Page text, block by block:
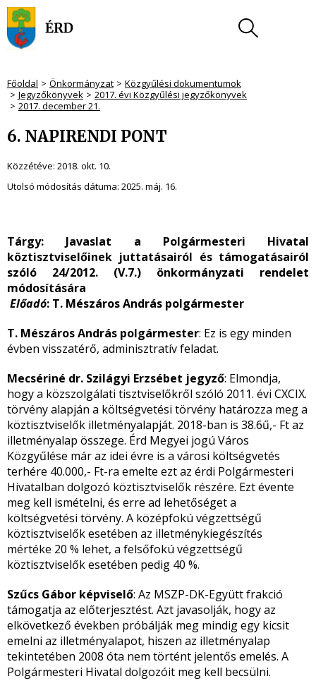
Főoldal Önkormányzat
Közgyűlési dokumentumok
Jegyzőkönyvek
2017. évi Közgyűlési jegyzőkönyvek
2017. december 21.
6. NAPIRENDI PONT
Közzétéve: 2018. okt. 10.
Utolsó módosítás dátuma: 2025. máj. 16.
Tárgy: Javaslat a Polgármesteri Hivatal
köztisztviselőinek juttatásairól és támogatásairól
szóló 24/2012. (V.7.) önkormányzati rendelet
módosítására
Előadó: T. Mészáros András polgármester
T. Mészáros András polgármester: Ez is egy minden
évben visszatérő, adminisztratív feladat.
Mecsériné dr. Szilágyi Erzsébet jegyző: Elmondja,
hogy a közszolgálati tisztviselőkről szóló 2011. évi CXCIX.
törvény alapján a költségvetési törvény határozza meg a
köztisztviselők illetményalapját. 2018-ban is 38.6ű,- Ft az
illetményalap összege. Érd Megyei jogú Város
Közgyűlése már az idei évre is a városi költségvetés
terhére 40.000,- Ft-ra emelte ezt az érdi Polgármesteri
Hivatalban dolgozó köztisztviselők részére. Ezt évente
meg kell ismételni, és erre ad lehetőséget a
költségvetési törvény. A középfokú végzettségű
köztisztviselők esetében az illetménykiegészítés
mértéke 20 % lehet, a felsőfokú végzettségű
köztisztviselők esetében pedig 40 %.
Szűcs Gábor képviselő: Az MSZP-DK-Együtt frakció
támogatja az előterjesztést. Azt javasolják, hogy az
elkövetkező években próbálják meg mindig egy kicsit
emelni az illetményalapot, hiszen az illetményalap
tekintetében 2008 óta nem történt jelentős emelés. A
Polgármesteri Hivatal dolgozóit meg kell becsülni.